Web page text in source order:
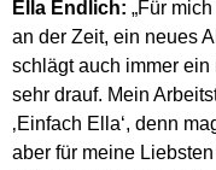
Ella Endlich: „Für
an der Zeit, ein neues
schlägt auch immer
sehr drauf. Mein
‚Einfach Ella‘, denn
aber für meine